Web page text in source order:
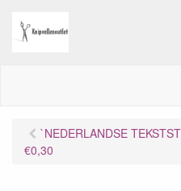
`NEDERLANDSE
€0,30